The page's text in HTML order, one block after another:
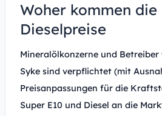
Woher kommen die
Dieselpreise
Mineralölkonzerne und Betreiber
Syke sind verpflichtet (mit
Preisanpassungen für die
Super E10 und Diesel an die